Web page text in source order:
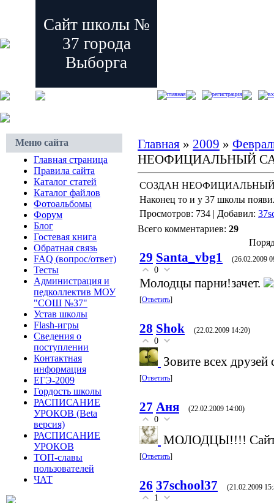
Сайт школы №
37 города
Выборга
главная регистрация
Меню сайта
Главная страница
Правила сайта
Каталог статей
Каталог файлов
Фотоальбомы
Форум
Блог
Гостевая книга
Обратная связь
FAQ (вопрос/ответ)
Тесты
Администрация и
педколлектив МОУ
"СОШ №37"
Устав школы
Flash-игры
Сведения о
поступлении
Контактная
информация
ЕГЭ-2009
Гордость школы
РАСПИСАНИЕ
УРОКОВ (Beta
версия)
РАСПИСАНИЕ
УРОКОВ
ТОП-славы
пользователей
ЧАТ
Главная » 2009 »
НЕОФИЦИАЛЬНЫЙ
СОЗДАН
Наконец то и у 37 школы
Просмотров: 734 | Добавил:
Всего комментариев: 29
29 Santa_vbg1 (26.02.2009
0
Молодцы парни!зачет.
[Ответить]
28 Shok (22.02.2009 14:20)
0
Зовите всех
[Ответить]
27 Аня (22.02.2009 14:00)
0
МОЛОДЦЫ!!!! Сайт
[Ответить]
26 37school37 (21.02.2009
1